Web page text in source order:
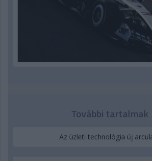
További tartalmak
Az üzleti technológia új